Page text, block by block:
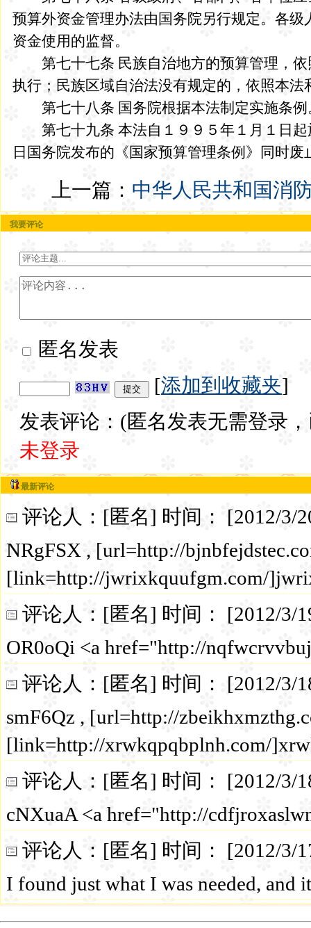
预算外资金管理办法由国务院另行规定。各
资金使用的监督。
第七十七条 民族自治地方的预算管理，依
执行；民族区域自治法没有规定的，依照本
第七十八条 国务院根据本法制定实施条例
第七十九条 本法自１９９５年１月１日起
日国务院发布的《国家预算管理条例》同时废
上一篇： 中华人民共和国消
我要评论
匿名发表
[添加到收藏夹]
发表评论：(匿名发表无需登录
未登录
最新评论
评论人：[匿名] 时间： [2012/3/
NRgFSX , [url=http://
[link=http://jwrixkquufgm.com/
评论人：[匿名] 时间： [2012/3/
OR0oQi <a href="http://
评论人：[匿名] 时间： [2012/3/
smF6Qz , [url=http://
[link=http://xrwkqpqbplnh.com/
评论人：[匿名] 时间： [2012/3/
cNXuaA <a href="http://
评论人：[匿名] 时间： [2012/3/
I found just what I was needed, and